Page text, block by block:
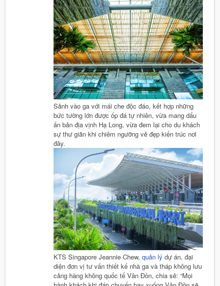
Sảnh vào ga với mái che độc đáo, kết hợp những
bức tường lớn được ốp đá tự nhiên, vừa mang dấu
ấn bản địa vịnh Hạ Long, vừa đem lại cho du khách
sự thư giãn khi chiêm ngưỡng vẻ đẹp kiến trúc nơi
đây.
KTS Singapore Jeannie Chew, quản lý dự án, đại
diện đơn vị tư vấn thiết kế nhà ga và tháp không lưu
cảng hàng không quốc tế Vân Đồn, chia sẻ: “Mọi